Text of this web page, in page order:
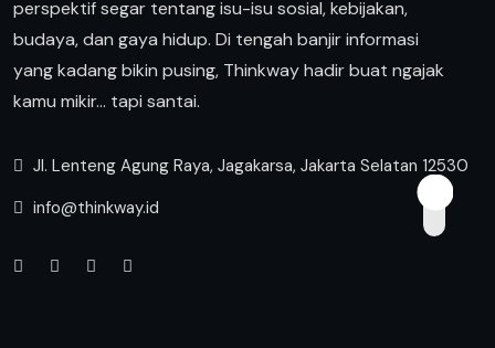
perspektif segar tentang isu-isu sosial, kebijakan,
budaya, dan gaya hidup. Di tengah banjir informasi
yang kadang bikin pusing, Thinkway hadir buat ngajak
kamu mikir… tapi santai.
Jl. Lenteng Agung Raya, Jagakarsa, Jakarta Selatan 12530
info@thinkway.id